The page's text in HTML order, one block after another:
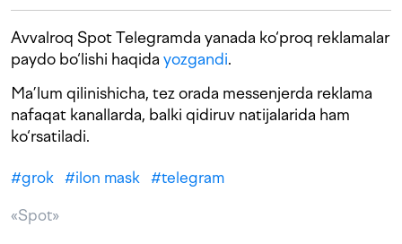
Avvalroq Spot Telegramda yanada ko‘proq reklamalar
paydo bo‘lishi haqida yozgandi.
Ma’lum qilinishicha, tez orada messenjerda reklama
nafaqat kanallarda, balki qidiruv natijalarida ham
ko‘rsatiladi.
#grok #ilon mask #telegram
«Spot»